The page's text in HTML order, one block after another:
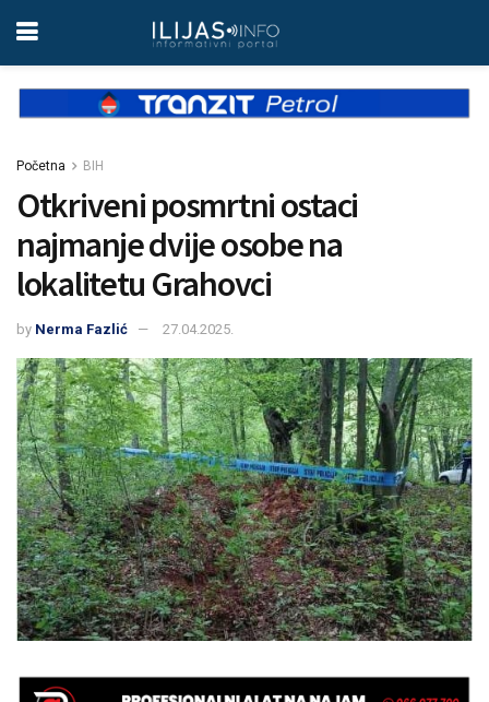
Početna BIH
Otkriveni posmrtni ostaci
najmanje dvije osobe na
lokalitetu Grahovci
by Nerma Fazlić 27.04.2025.